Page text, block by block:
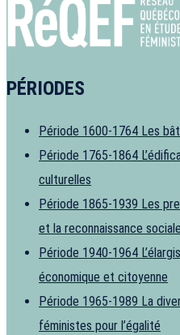
PÉRIODES
Période 1600-1764 Les
Période 1765-1864
culturelles
Période 1865-1939 Les
et la reconnaissance sociale
Période 1940-1964
économique et citoyenne
Période 1965-1989 La
féministes pour l’égalité